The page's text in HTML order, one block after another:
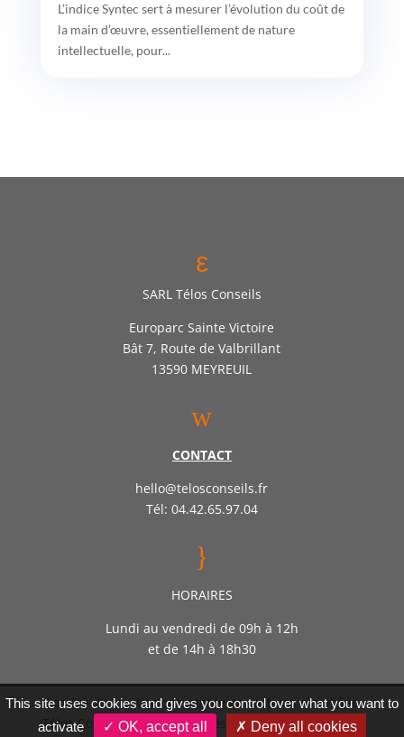
L’indice Syntec sert à mesurer l’évolution du coût de
la main d’œuvre, essentiellement de nature
intellectuelle, pour...
ε
SARL Télos Conseils
Europarc Sainte Victoire
Bât 7, Route de Valbrillant
13590 MEYREUIL
w
CONTACT
hello@telosconseils.fr
Tél: 04.42.65.97.04
}
HORAIRES
Lundi au vendredi de 09h à 12h
et de 14h à 18h30
Société d’expertise comptable par actions simplifiée
Télos Conseil – Inscrite auprès de l’ordre des experts
This site uses cookies and gives you control over what you want to
activate
✓ OK, accept all ✗ Deny all cookies